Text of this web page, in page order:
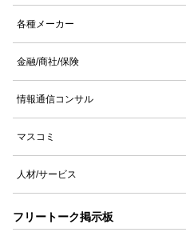
各種メーカー
金融/商社/保険
情報通信コンサル
マスコミ
人材/サービス
フリートーク掲示板